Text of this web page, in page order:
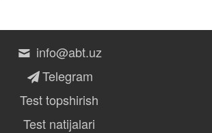
info@abt.uz
Telegram
Test topshirish
Test natijalari